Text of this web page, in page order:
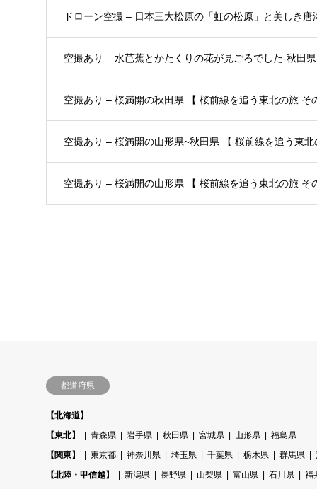
ドローン空撮 – 日本三大松原の「虹の松原」と美しき唐
空撮あり – 水芭蕉とかたくりの花が見ごろでした-秋田
空撮あり – 桜満開の秋田県 【 桜前線を追う東北の旅 そ
空撮あり – 桜満開の山形県~秋田県 【 桜前線を追う東
空撮あり – 桜満開の山形県 【 桜前線を追う東北の旅 そ
都道府県
【北海道】
【東北】
青森県 岩手県 秋田県 宮城県 山形県
福島県
【関東】
東京都 神奈川県 埼玉県 千葉県 栃木県 群馬県
【北陸・甲信越】
新潟県 長野県 山梨県 富山県 石川県 福